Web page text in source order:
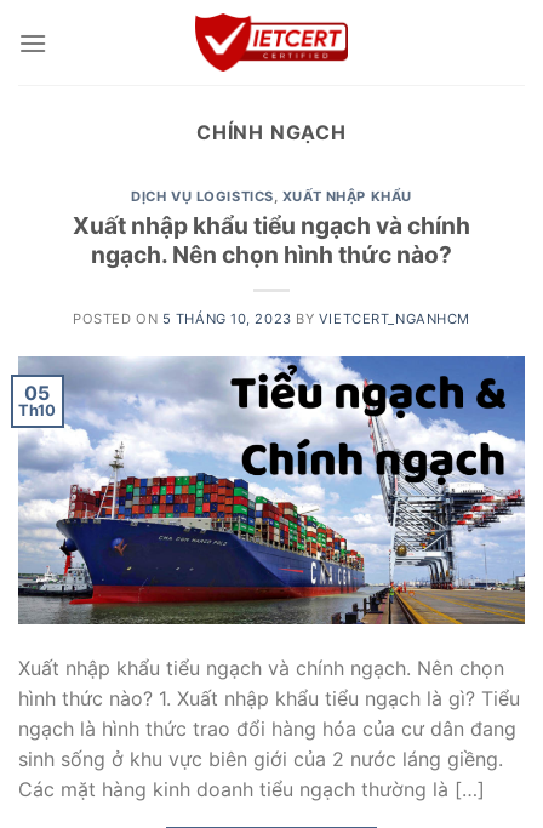
CHÍNH NGẠCH
DỊCH VỤ LOGISTICS, XUẤT NHẬP KHẨU
Xuất nhập khẩu tiểu ngạch và chính
ngạch. Nên chọn hình thức nào?
POSTED ON 5 THÁNG 10, 2023 BY VIETCERT_NGANHCM
05
Th10
Xuất nhập khẩu tiểu ngạch và chính ngạch. Nên chọn
hình thức nào? 1. Xuất nhập khẩu tiểu ngạch là gì? Tiểu
ngạch là hình thức trao đổi hàng hóa của cư dân đang
sinh sống ở khu vực biên giới của 2 nước láng giềng.
Các mặt hàng kinh doanh tiểu ngạch thường là […]